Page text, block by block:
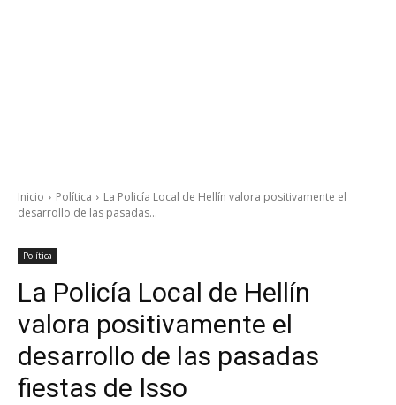
Inicio Política
La Policía Local de Hellín valora positivamente el
desarrollo de las pasadas...
Política
La Policía Local de Hellín
valora positivamente el
desarrollo de las pasadas
fiestas de Isso